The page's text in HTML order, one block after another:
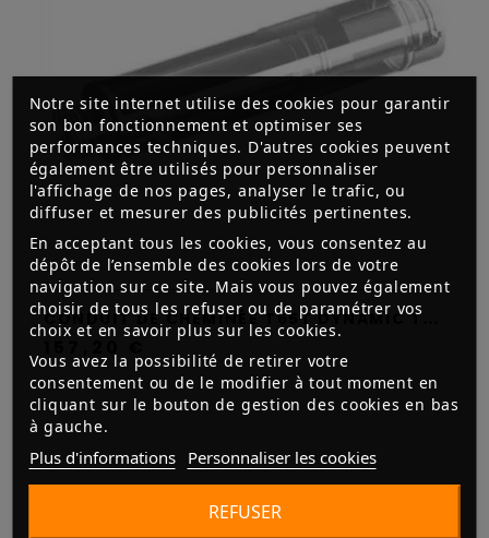
Notre site internet utilise des cookies pour garantir
son bon fonctionnement et optimiser ses
performances techniques. D'autres cookies peuvent
également être utilisés pour personnaliser
l'affichage de nos pages, analyser le trafic, ou
diffuser et mesurer des publicités pertinentes.
En acceptant tous les cookies, vous consentez au
dépôt de l’ensemble des cookies lors de votre
navigation sur ce site. Mais vous pouvez également
choisir de tous les refuser ou de paramétrer vos
choix et en savoir plus sur les cookies.
Vous avez la possibilité de retirer votre
consentement ou de le modifier à tout moment en
cliquant sur le bouton de gestion des cookies en bas
à gauche.
Plus d'informations Personnaliser les cookies
REFUSER